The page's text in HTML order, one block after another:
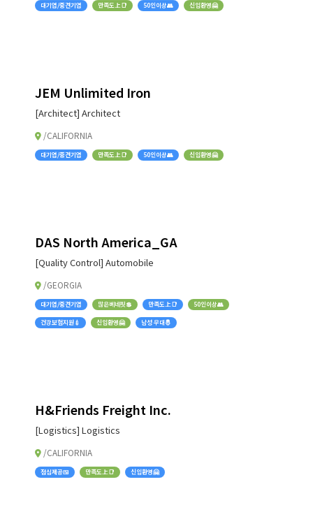
대기업/중견기업 만족도上📑 50인이상👥 신입환영🤗
JEM Unlimited Iron
[Architect] Architect
/CALIFORNIA
대기업/중견기업 만족도上📑 50인이상👥 신입환영🤗
DAS North America_GA
[Quality Control] Automobile
/GEORGIA
대기업/중견기업 많은베네핏💲 만족도上📑
50인이상👥
건강보험지원💉
신입환영🤗 남성 우대🤴
H&Friends Freight Inc.
[Logistics] Logistics
/CALIFORNIA
점심제공🍱 만족도上📑 신입환영🤗